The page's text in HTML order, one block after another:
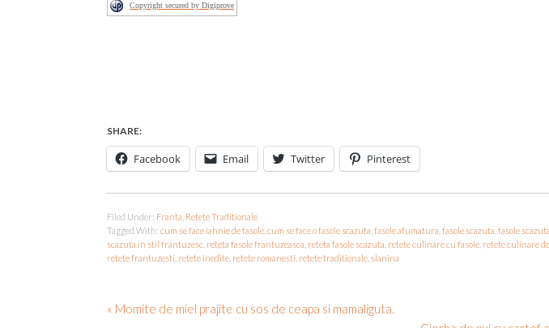
Copyright secured by Digiprove
SHARE:
Facebook Email Twitter Pinterest
Filed Under: Franta Retete Traditionale
Tagged With: cum se face iahnie de fasole cum se face o fasole scazuta fasole afumatura fasole scazuta fasole
scazuta in stil frantuzesc reteta fasole frantuzeasca reteta fasole scazuta retete culinare cu fasole retete culinare
retete frantuzesti retete inedite retete romanesti retete traditionale slanina
« Momite de miel prajite cu sos de ceapa si mamaliguta.